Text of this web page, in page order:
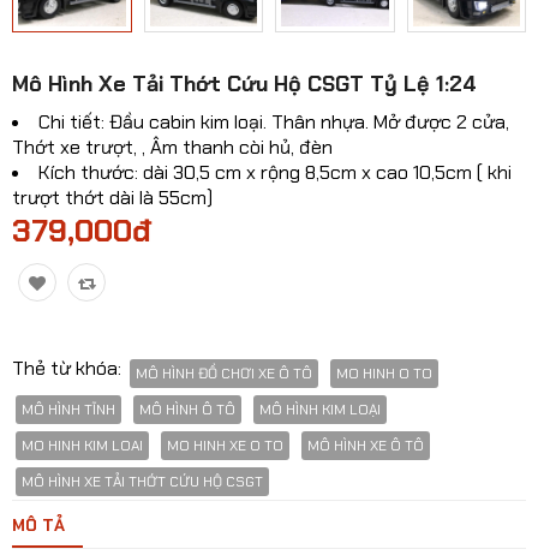
Mô hình quân sự
Mô hình xe cơ giới
Mô hình Xe cổ
Tỷ lệ mô hình
Mô hình lắp ráp
Mô hình nhân vật
Mô hình xe mô tô - xe máy
Xem thêm danh mục
So sánh
​Mô Hình Xe Tải Thớt Cứu Hộ CSGT Tỷ Lệ 1:24
Chi tiết: Đầu cabin kim loại. Thân nhựa. Mở được 2 cửa,
Thớt xe trượt, , Âm thanh còi hủ, đèn
Kích thước: dài 30,5 cm x rộng 8,5cm x cao 10,5cm ( khi
trượt thớt dài là 55cm)
379,000đ
Thẻ từ khóa: MÔ HÌNH ĐỒ CHƠI XE Ô TÔ
MO HINH O TO
MÔ HÌNH TĨNH
MÔ HÌNH Ô TÔ
MÔ HÌNH KIM LOẠI
MO HINH KIM LOAI
MO HINH XE O TO
MÔ HÌNH XE Ô TÔ
MÔ HÌNH XE TẢI THỚT CỨU HỘ CSGT
MÔ TẢ